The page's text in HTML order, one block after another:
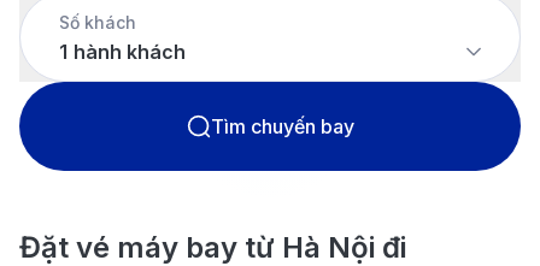
Số khách
1 hành khách
Tìm chuyến bay
Đặt vé máy bay từ Hà Nội đi